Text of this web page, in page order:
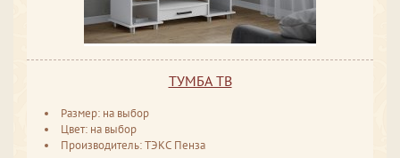
ТУМБА ТВ
Размер: на выбор
Цвет: на выбор
Производитель: ТЭКС Пенза